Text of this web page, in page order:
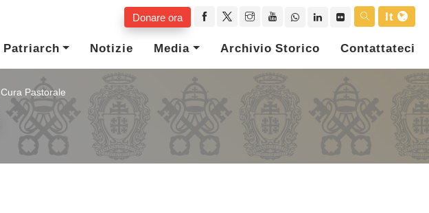
Donare ora
It
Patriarch Notizie Media Archivio Storico Contattateci
Cura Pastorale